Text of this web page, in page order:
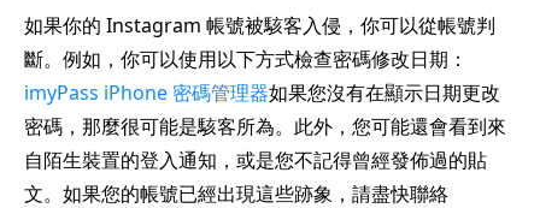
如果你的 Instagram 帳號被駭客入侵，你可以從帳號判
斷。例如，你可以使用以下方式檢查密碼修改日期：
imyPass iPhone 密碼管理器如果您沒有在顯示日期更改
密碼，那麼很可能是駭客所為。此外，您可能還會看到來
自陌生裝置的登入通知，或是您不記得曾經發佈過的貼
文。如果您的帳號已經出現這些跡象，請盡快聯絡